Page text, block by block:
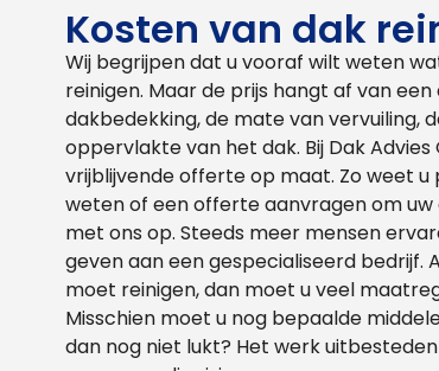
Kosten van dak
Wij begrijpen dat u vooraf wilt weten
reinigen. Maar de prijs hangt af van
dakbedekking, de mate van vervuiling,
oppervlakte van het dak. Bij Dak
vrijblijvende offerte op maat. Zo weet
weten of een offerte aanvragen om
met ons op. Steeds meer mensen
geven aan een gespecialiseerd bedrijf.
moet reinigen, dan moet u veel
Misschien moet u nog bepaalde
dan nog niet lukt? Het werk